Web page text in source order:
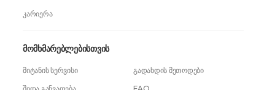
კარიერა
მომხმარებლებისთვის
მიტანის სერვისი
გადახდის მეთოდები